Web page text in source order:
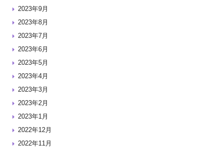
2023年9月
2023年8月
2023年7月
2023年6月
2023年5月
2023年4月
2023年3月
2023年2月
2023年1月
2022年12月
2022年11月